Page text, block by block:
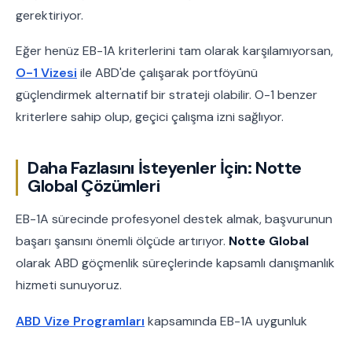
gerektiriyor.
Eğer henüz EB-1A kriterlerini tam olarak karşılamıyorsan,
O-1 Vizesi ile ABD'de çalışarak portföyünü
güçlendirmek alternatif bir strateji olabilir. O-1 benzer
kriterlere sahip olup, geçici çalışma izni sağlıyor.
Daha Fazlasını İsteyenler İçin: Notte
Global Çözümleri
EB-1A sürecinde profesyonel destek almak, başvurunun
başarı şansını önemli ölçüde artırıyor. Notte Global
olarak ABD göçmenlik süreçlerinde kapsamlı danışmanlık
hizmeti sunuyoruz.
ABD Vize Programları kapsamında EB-1A uygunluk